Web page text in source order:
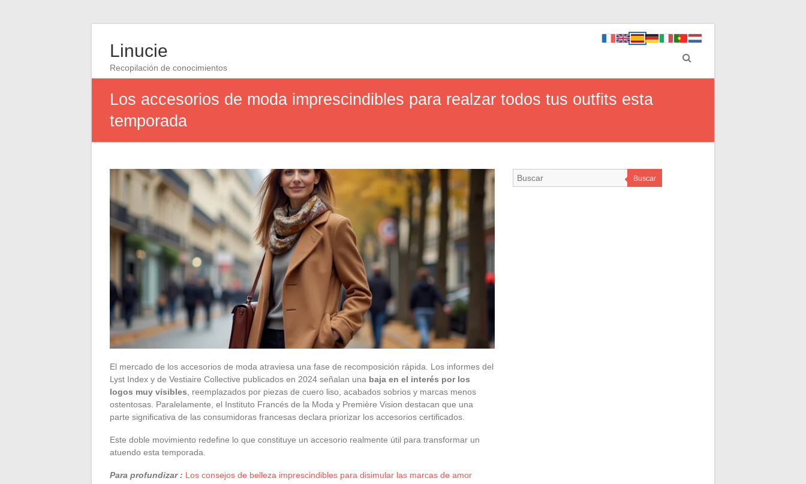
Linucie
Recopilación de conocimientos
Los accesorios de moda imprescindibles para realzar todos tus outfits esta
temporada
El mercado de los accesorios de moda atraviesa una fase de recomposición rápida. Los informes del
Lyst Index y de Vestiaire Collective publicados en 2024 señalan una baja en el interés por los
logos muy visibles , reemplazados por piezas de cuero liso, acabados sobrios y marcas menos
ostentosas. Paralelamente, el Instituto Francés de la Moda y Première Vision destacan que una
parte significativa de las consumidoras francesas declara priorizar los accesorios certificados.
Este doble movimiento redefine lo que constituye un accesorio realmente útil para transformar un
atuendo esta temporada.
Para profundizar : Los consejos de belleza imprescindibles para disimular las marcas de amor
Buscar